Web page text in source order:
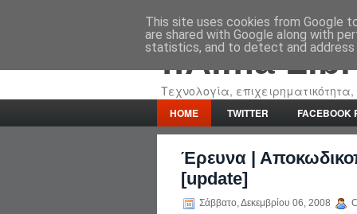
::Alma
Τεχνολογία, επιχειρηματικότητα,
HOME TWITTER FACEBOOK
Έρευνα |
[update]
Σάββατο, Δεκεμβρίου 06, 2008
This site uses cookies from Google
are shared with Google along with
statistics, and to detect and address